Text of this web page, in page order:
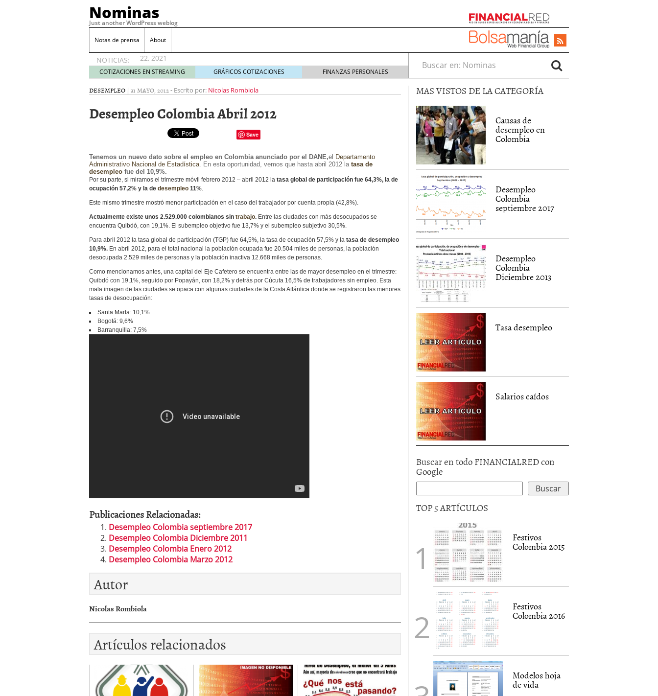
Nominas
Just another WordPress weblog
Notas de prensa About
NOTICIAS:
Más allá de la gestión de salarios de un equipo
Una digitalización imparable: nuevos recursos que debes tener en cuenta
en el sector financiero
22, 2021
Consejos para el comercio de Bitcoin y criptomonedas noviembre 6, 2020
Desempleo Colombia septiembre 2017 octubre 27, 2017
Más allá de la gestión de salarios de un equipo
COTIZACIONES EN STREAMING GRÁFICOS COTIZACIONES FINANZAS PERSONALES
Buscar en:
DESEMPLEO | 31 MAYO, 2012- Escrito por: Nicolas Rombiola
Desempleo Colombia Abril 2012
Save
Tenemos un nuevo dato sobre el empleo en Colombia anunciado por el DANE,el Departamento
Administrativo Nacional de Estadística. En esta oportunidad, vemos que hasta abril 2012 la tasa de
desempleo fue del 10,9%.
Por su parte, si miramos el trimestre móvil febrero 2012 – abril 2012 la tasa global de participación fue 64,3%, la de
ocupación 57,2% y la de desempleo 11%.
Este mismo trimestre mostró menor participación en el caso del trabajador por cuenta propia (42,8%).
Actualmente existe unos 2.529.000 colombianos sin trabajo. Entre las ciudades con más desocupados se
encuentra Quibdó, con 19,1%. El subempleo objetivo fue 13,7% y el subempleo subjetivo 30,5%.
Para abril 2012 la tasa global de participación (TGP) fue 64,5%, la tasa de ocupación 57,5% y la tasa de desempleo
10,9%. En abril 2012, para el total nacional la población ocupada fue 20.504 miles de personas, la población
desocupada 2.529 miles de personas y la población inactiva 12.668 miles de personas.
Como mencionamos antes, una capital del Eje Cafetero se encuentra entre las de mayor desempleo en el trimestre:
Quibdó con 19,1%, seguido por Popayán, con 18,2% y detrás por Cúcuta 16,5% de trabajadores sin empleo. Esta
mala imagen de las ciudades se opaca con algunas ciudades de la Costa Atlántica donde se registraron las menores
tasas de desocupación:
Santa Marta: 10,1%
Bogotá: 9,6%
Barranquilla: 7,5%
Publicaciones Relacionadas:
Desempleo Colombia septiembre 2017
Desempleo Colombia Diciembre 2011
Desempleo Colombia Enero 2012
Desempleo Colombia Marzo 2012
Autor
Nicolas Rombiola
Artículos relacionados
MAS VISTOS DE LA CATEGORÍA
Causas de
desempleo en
Colombia
Desempleo
Colombia
septiembre 2017
Desempleo
Colombia
Diciembre 2013
Tasa desempleo
Salarios caídos
Buscar en todo FINANCIALRED con
Google
TOP 5 ARTÍCULOS
Festivos
Colombia 2015
Festivos
Colombia 2016
Modelos hoja
de vida